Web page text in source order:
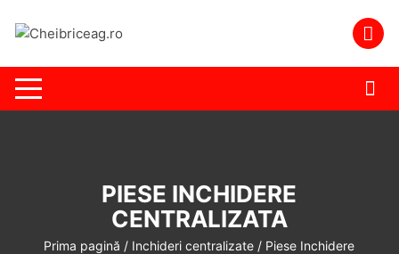
PIESE INCHIDERE
CENTRALIZATA
Prima pagină / Inchideri centralizate / Piese Inchidere